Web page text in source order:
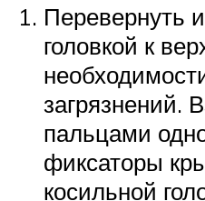
Перевернуть
головкой к
загрязнений.
пальцами
фиксаторы
косильной